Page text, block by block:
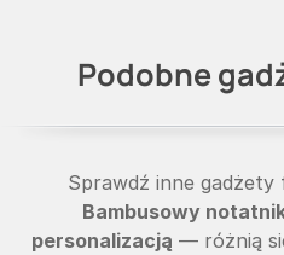
Podobne
Sprawdź inne
Bambusowy
personalizacją — różnią